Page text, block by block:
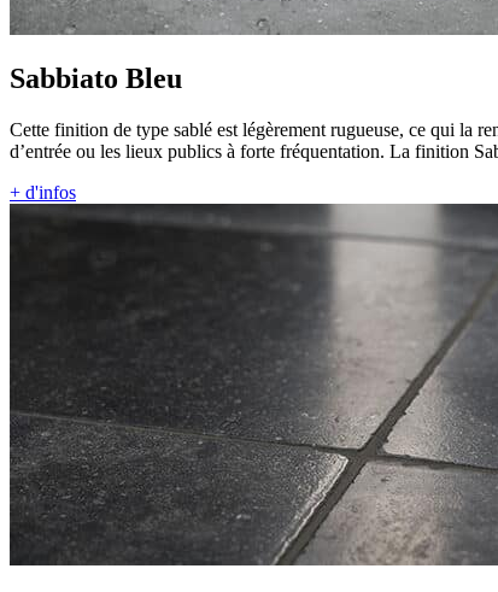
Sabbiato Bleu
Cette finition de type sablé est légèrement rugueuse, ce qui la
d’entrée ou les lieux publics à forte fréquentation. La finition
+ d'infos